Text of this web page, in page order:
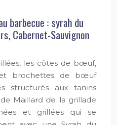
barbecue : syrah du
Cabernet-Sauvignon
les côtes de bœuf,
brochettes de bœuf
structurés aux tanins
Maillard de la grillade
et grillées qui se